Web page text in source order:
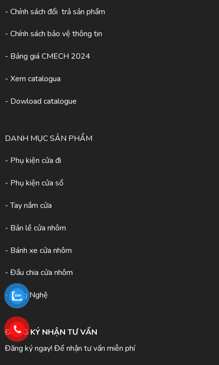
- Chính sách đổi trả sản phẩm
- Chính sách bảo vệ thông tin
- Bảng giá CMECH 2024
- Xem catalogua
- Dowload catalogue
DANH MỤC SẢN PHẨM
- Phụ kiện cửa đi
- Phụ kiện cửa sổ
- Tay nắm cửa
- Bản lề cửa nhôm
- Bánh xe cửa nhôm
- Đầu chia cửa nhôm
- Công Nghệ
ĐĂNG KÝ NHẬN TƯ VẤN
Đăng ký ngay! Để nhận tư vấn miễn phí